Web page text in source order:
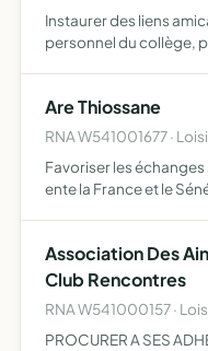
Instaurer des liens
personnel du collège,
Are Thiossane
RNA W541001677 ·
Favoriser les
ente la France et le
Association Des
Club Rencontres
RNA W541000157 ·
PROCURER A SES